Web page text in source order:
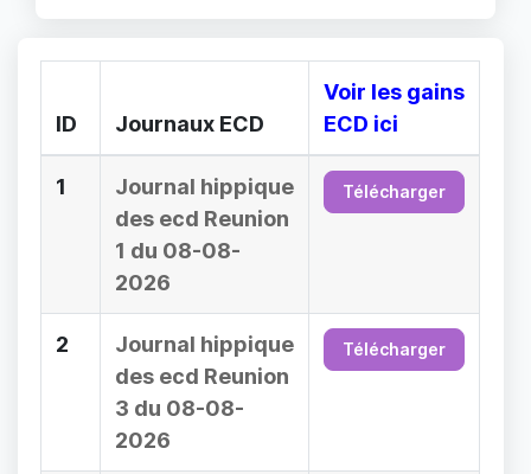
ID Journaux ECD
Voir les gains
ECD ici
1
Journal hippique
des ecd Reunion
1 du 08-08-
2026
Télécharger
2
Journal hippique
des ecd Reunion
3 du 08-08-
2026
Télécharger